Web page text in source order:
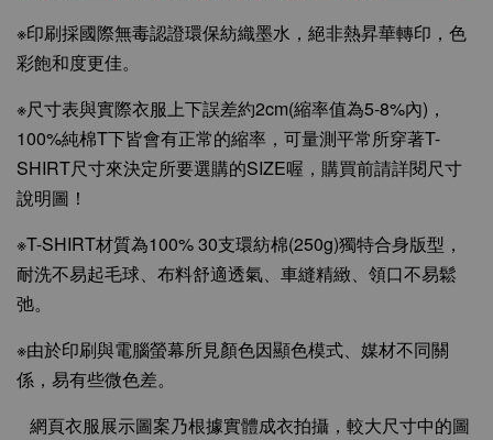
※印刷採國際無毒認證環保紡織墨水，絕非熱昇華轉印，色
彩飽和度更佳。
※尺寸表與實際衣服上下誤差約2cm(縮率值為5-8%內)，
100%純棉T下皆會有正常的縮率，可量測平常所穿著T-
SHIRT尺寸來決定所要選購的SIZE喔，購買前請詳閱尺寸
說明圖！
※T-SHIRT材質為100% 30支環紡棉(250g)獨特合身版型，
耐洗不易起毛球、布料舒適透氣、車縫精緻、領口不易鬆
弛。
※由於印刷與電腦螢幕所見顏色因顯色模式、媒材不同關
係，易有些微色差。
網頁衣服展示圖案乃根據實體成衣拍攝，較大尺寸中的圖